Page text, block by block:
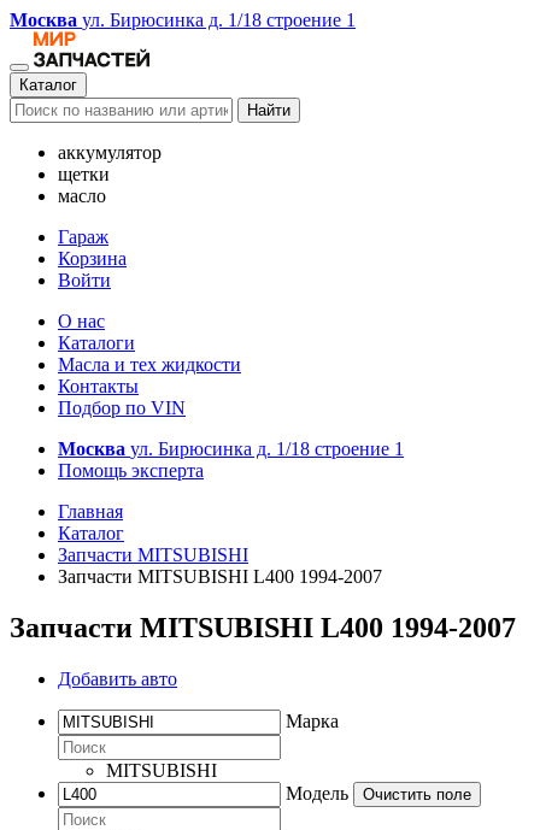
Москва ул. Бирюсинка д. 1/18 строение 1
Каталог
Найти
аккумулятор
щетки
масло
Гараж
Корзина
Войти
О нас
Каталоги
Масла и тех жидкости
Контакты
Подбор по VIN
Москва ул. Бирюсинка д. 1/18 строение 1
Помощь эксперта
Главная
Каталог
Запчасти MITSUBISHI
Запчасти MITSUBISHI L400 1994-2007
Запчасти MITSUBISHI L400 1994-2007
Добавить авто
Марка
MITSUBISHI
Модель
Очистить поле